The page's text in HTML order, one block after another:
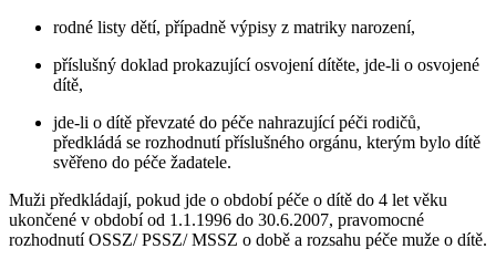
rodné listy dětí, případně výpisy z matriky narození,
příslušný doklad prokazující osvojení dítěte, jde-li o osvojené
dítě,
jde-li o dítě převzaté do péče nahrazující péči rodičů,
předkládá se rozhodnutí příslušného orgánu, kterým bylo dítě
svěřeno do péče žadatele.
Muži předkládají, pokud jde o období péče o dítě do 4 let věku
ukončené v období od 1.1.1996 do 30.6.2007, pravomocné
rozhodnutí OSSZ/ PSSZ/ MSSZ o době a rozsahu péče muže o dítě.